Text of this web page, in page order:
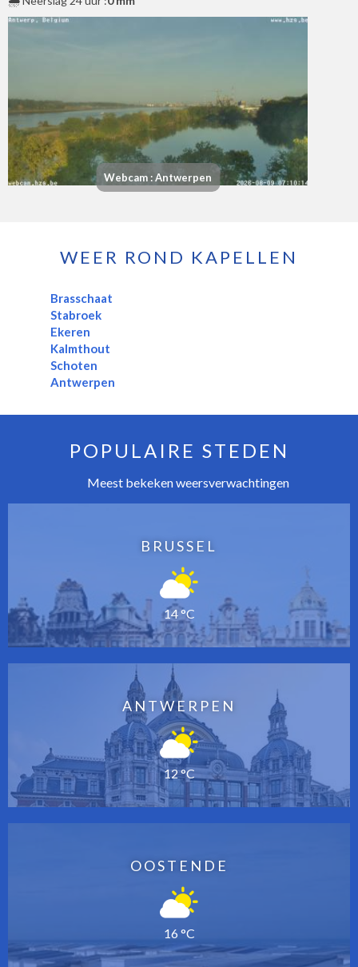
Webcam : Antwerpen
WEER ROND KAPELLEN
Brasschaat
Stabroek
Ekeren
Kalmthout
Schoten
Antwerpen
POPULAIRE STEDEN
Meest bekeken weersverwachtingen
BRUSSEL
14 °C
ANTWERPEN
12 °C
OOSTENDE
16 °C